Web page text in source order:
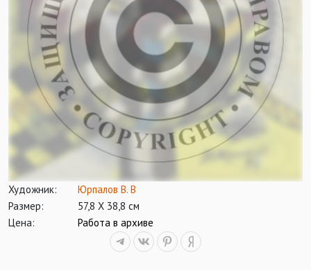
Художник:
Юрпалов В. В
Размер:
57,8 Х 38,8 см
Цена:
Работа в архиве